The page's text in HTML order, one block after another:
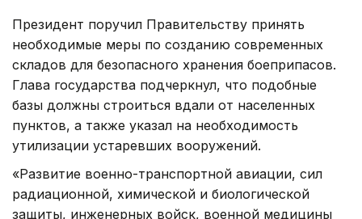
Президент поручил Правительству принять
необходимые меры по созданию современных
складов для безопасного хранения боеприпасов.
Глава государства подчеркнул, что подобные
базы должны строиться вдали от населенных
пунктов, а также указал на необходимость
утилизации устаревших вооружений.
«Развитие военно-транспортной авиации, сил
радиационной, химической и биологической
защиты, инженерных войск, военной медицины